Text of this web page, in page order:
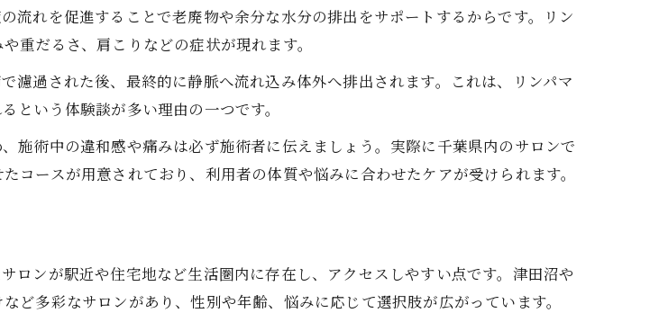
を千葉県内で見極める方法
ンス重視のリンパマッサージ選択術
ンパマッサージが注目
ンパマッサージサロンの魅力
して通えるリンパマッサージとは
マッサージで得られる効果
流れを促進することで老廃物や余分な水分の排出をサポートするからです。リン
重だるさ、肩こりなどの症状が現れます。
濾過された後、最終的に静脈へ流れ込み体外へ排出されます。これは、リンパマ
という体験談が多い理由の一つです。
施術中の違和感や痛みは必ず施術者に伝えましょう。実際に千葉県内のサロンで
コースが用意されており、利用者の体質や悩みに合わせたケアが受けられます。
ロンが駅近や住宅地など生活圏内に存在し、アクセスしやすい点です。津田沼や
多彩なサロンがあり、性別や年齢、悩みに応じて選択肢が広がっています。
ご予約はこちら
ご予約はこちら